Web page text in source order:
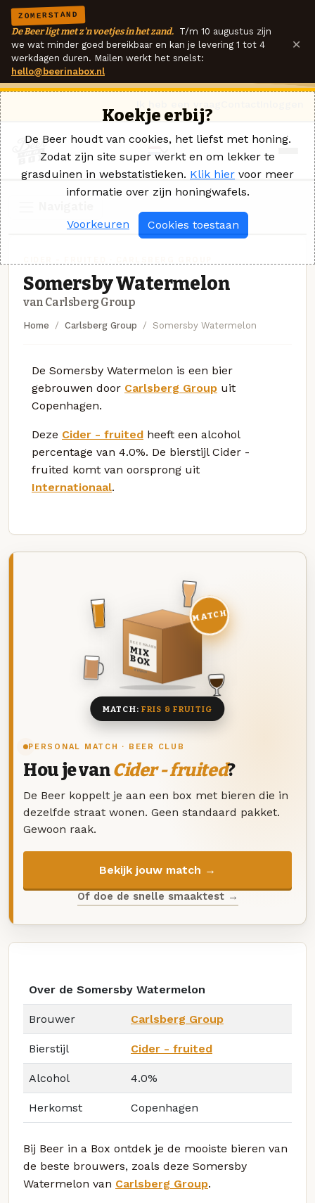
ZOMERSTAND
De Beer ligt met z'n voetjes in het zand. T/m 10 augustus zijn
we wat minder goed bereikbaar en kan je levering 1 tot 4
werkdagen duren. Mailen werkt het snelst:
hello@beerinabox.nl
×
Somersby Watermelon
van Carlsberg Group
Home Carlsberg Group Somersby Watermelon
De Somersby Watermelon is een bier
gebrouwen door Carlsberg Group uit
Copenhagen.
Deze Cider - fruited heeft een alcohol
percentage van 4.0%. De bierstijl Cider -
fruited komt van oorsprong uit
Internationaal.
PERSONAL MATCH · BEER CLUB
Hou je vanCider - fruited?
De Beer koppelt je aan een box met bieren die in
dezelfde straat wonen. Geen standaard pakket.
Gewoon raak.
Bekijk jouw match →
Of doe de snelle smaaktest →
DEZE MAAND
MIX
BOX
8 BIEREN
MATCH
MATCH: FRIS & FRUITIG
Over de Somersby Watermelon
Brouwer Carlsberg Group
Bierstijl Cider - fruited
Alcohol 4.0%
Herkomst Copenhagen
Bij Beer in a Box ontdek je de mooiste bieren van
de beste brouwers, zoals deze Somersby
Watermelon van Carlsberg Group.
Koekje erbij?
De Beer houdt van cookies, het liefst met honing.
Zodat zijn site super werkt en om lekker te
grasduinen in webstatistieken. Klik hier voor meer
informatie over zijn honingwafels.
Voorkeuren Cookies toestaan